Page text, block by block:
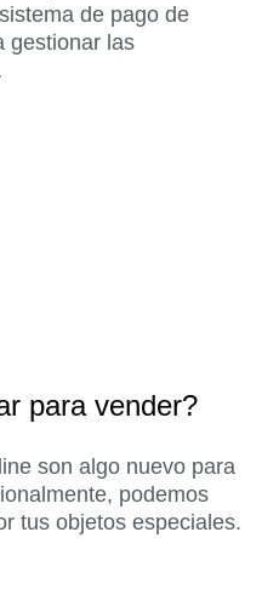
de pago de
gestionar las
para vender?
son algo nuevo para
podemos
tus objetos especiales.